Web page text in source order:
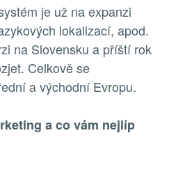
je už na expanzi
lokalizací, apod.
na Slovensku a příští rok
Celkově se
a východní Evropu.
a co vám nejlíp